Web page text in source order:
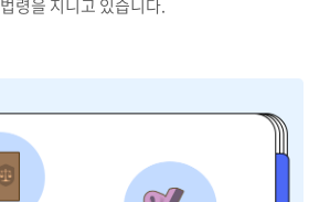
법령을 지니고 있습니다.